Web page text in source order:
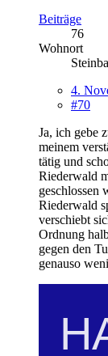
Beiträge
76
Wohnort
4.
#70
Ja, ich gebe
meinem
tätig und
Riederwald
geschlossen
Riederwald
verschiebt
Ordnung
gegen den
genauso